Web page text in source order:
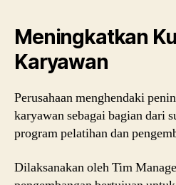
Meningkatkan
Karyawan
Perusahaan menghendaki
karyawan sebagai bagian dari
program pelatihan dan
Dilaksanakan oleh Tim